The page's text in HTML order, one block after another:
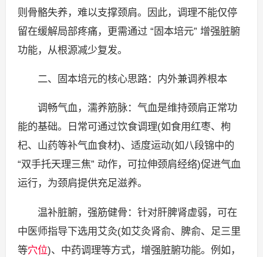
则骨骼失养，难以支撑颈肩。因此，调理不能仅停
留在缓解局部疼痛，更需通过 “固本培元” 增强脏腑
功能，从根源减少复发。
二、固本培元的核心思路：内外兼调养根本
调畅气血，濡养筋脉：气血是维持颈肩正常功
能的基础。日常可通过饮食调理(如食用红枣、枸
杞、山药等补气血食材)、适度运动(如八段锦中的
“双手托天理三焦” 动作，可拉伸颈肩经络)促进气血
运行，为颈肩提供充足滋养。
温补脏腑，强筋健骨：针对肝脾肾虚弱，可在
中医师指导下选用艾灸(如艾灸肾俞、脾俞、足三里
等穴位)、中药调理等方式，增强脏腑功能。例如，